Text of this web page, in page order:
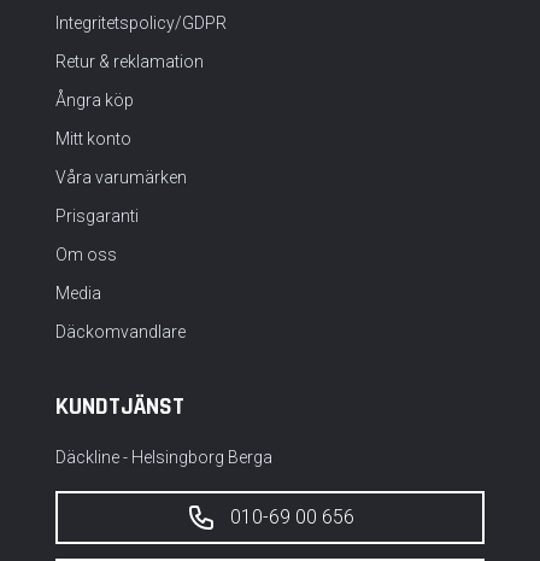
Integritetspolicy/GDPR
Retur & reklamation
Ångra köp
Mitt konto
Våra varumärken
Prisgaranti
Om oss
Media
Däckomvandlare
KUNDTJÄNST
Däckline - Helsingborg Berga
010-69 00 656